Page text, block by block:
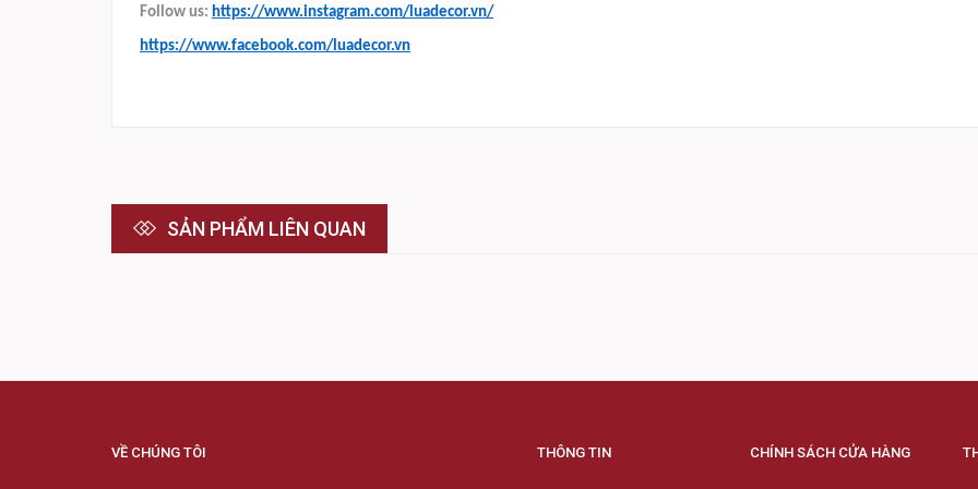
Follow us: https://www.instagram.com/luadecor.vn/
https://www.facebook.com/luadecor.vn
SẢN PHẨM LIÊN QUAN
VỀ CHÚNG TÔI THÔNG TIN CHÍNH SÁCH CỬA HÀNG